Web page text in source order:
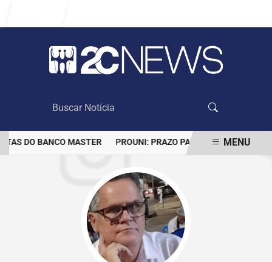
DO BANCO MASTER PROUNI: PRAZO PARA COMPROVAR
MENU